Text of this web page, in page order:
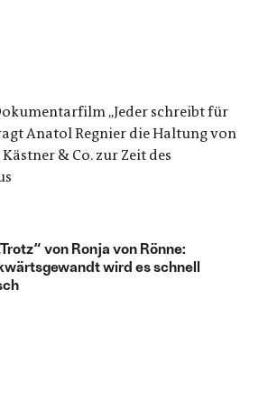
„Jeder schreibt für
Anatol Regnier die Haltung von
& Co. zur Zeit des
von Ronja von Rönne:
wird es schnell